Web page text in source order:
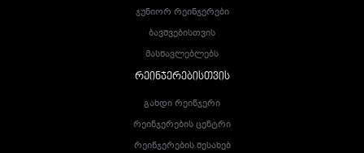
Ჯუნიორ Რეინჯერები
Ბავშვებისთვის
Მასწავლებლებს
ᲠᲔᲘᲜᲯᲔᲠᲔᲑᲘᲡᲗᲕᲘᲡ
Გახდი Რეინჯერი
Რეინჯერების Ცენტრი
Რეინჯერების Შესახებ